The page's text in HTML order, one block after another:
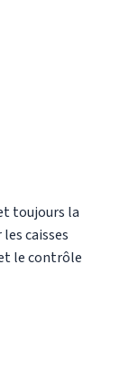
toujours la
caisses
le contrôle